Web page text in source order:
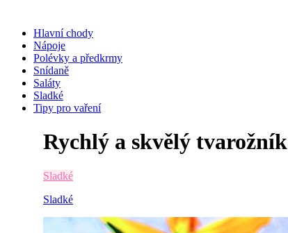
Hlavní chody
Nápoje
Polévky a předkrmy
Snídaně
Saláty
Sladké
Tipy pro vaření
Rychlý a skvělý tvarožník
Sladké
Sladké